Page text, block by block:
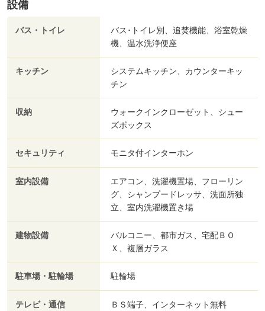
設備
バス・トイレ
バス･トイレ別、追焚機能、浴室乾燥
機、温水洗浄便座
キッチン
システムキッチン、カウンターキッ
チン
収納
ウォークインクローゼット、シュー
ズボックス
セキュリティ モニタ付インターホン
室内設備
エアコン、洗濯機置場、フローリン
グ、シャンプードレッサ、洗面所独
立、室内洗濯機置き場
建物設備
バルコニー、都市ガス、宅配ＢＯ
Ｘ、複層ガラス
駐車場・駐輪場 駐輪場
テレビ・通信 ＢＳ端子、インターネット無料